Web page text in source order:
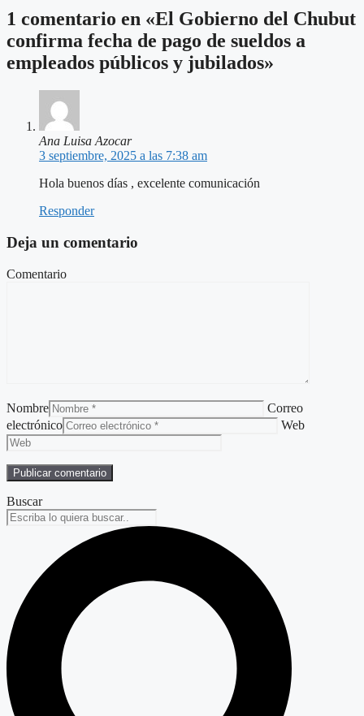
1 comentario en «El Gobierno del Chubut
confirma fecha de pago de sueldos a
empleados públicos y jubilados»
Ana Luisa Azocar
3 septiembre, 2025 a las 7:38 am
Hola buenos días , excelente comunicación
Responder
Deja un comentario
Comentario
Nombre
Correo
electrónico
Web
Buscar